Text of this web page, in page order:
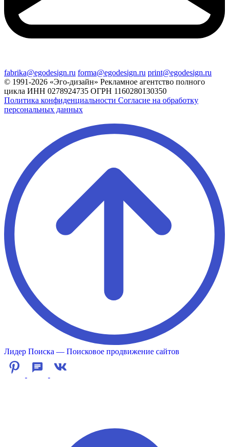
fabrika@egodesign.ru forma@egodesign.ru print@egodesign.ru
© 1991-2026 «Эго-дизайн» Рекламное агентство полного
цикла ИНН 0278924735 ОГРН 1160280130350
Политика конфиденциальности Согласие на обработку
персональных данных
Лидер Поиска — Поисковое продвижение сайтов